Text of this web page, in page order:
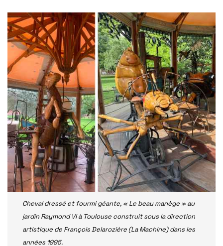
Cheval dressé et fourmi géante, « Le beau manège » au
jardin Raymond VI à Toulouse construit sous la direction
artistique de François Delarozière (La Machine) dans les
années 1995.